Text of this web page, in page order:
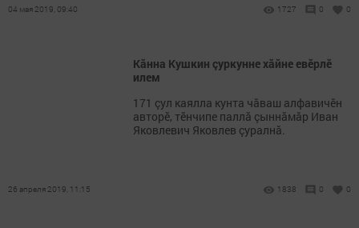
04 мая 2019, 09:40 1727 0 0
Кăнна Кушкин çуркунне хăйне евӗрлӗ
илем
171 çул каялла кунта чăваш алфавичӗн
авторӗ, тӗнчипе паллă çыннăмăр Иван
Яковлевич Яковлев çуралнă.
26 апреля 2019, 11:15 1838 0 0